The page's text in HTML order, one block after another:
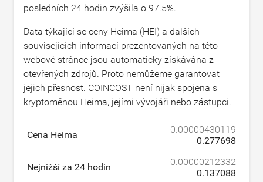
posledních 24 hodin zvýšila o 97.5%.
Data týkající se ceny Heima (HEI) a dalších
souvisejících informací prezentovaných na této
webové stránce jsou automaticky získávána z
otevřených zdrojů. Proto nemůžeme garantovat
jejich přesnost. COINCOST není nijak spojena s
kryptoměnou Heima, jejími vývojáři nebo zástupci.
Cena Heima
0.00000430119
0.277698
Nejnižší za 24 hodin
0.00000212332
0.137088